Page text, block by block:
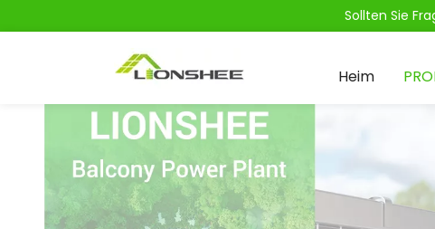
Sollten Sie
Heim